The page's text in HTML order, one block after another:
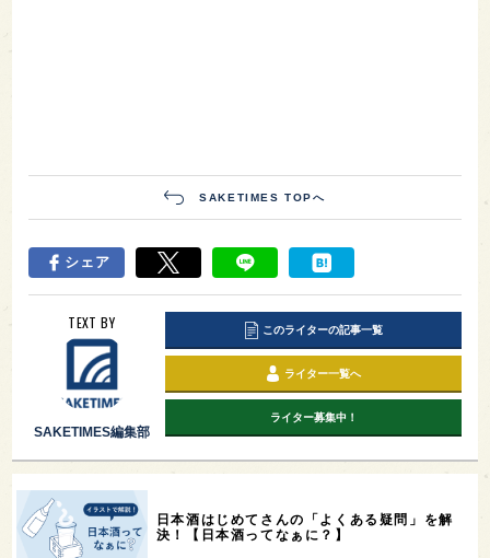
SAKETIMES TOPへ
シェア
TEXT BY
SAKETIMES編集部
このライターの記事一覧
ライター一覧へ
ライター募集中！
日本酒はじめてさんの「よくある疑問」を解
決！【日本酒ってなぁに？】